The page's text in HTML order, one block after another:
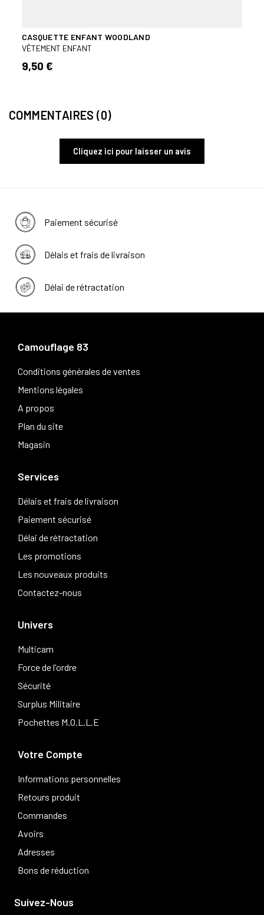
CASQUETTE ENFANT WOODLAND
VÊTEMENT ENFANT
9,50 €
COMMENTAIRES (0)
Cliquez ici pour laisser un avis
Paiement sécurisé
Délais et frais de livraison
Délai de rétractation
Camouflage 83
Conditions générales de ventes
Mentions légales
A propos
Plan du site
Magasin
Services
Délais et frais de livraison
Paiement sécurisé
Délai de rétractation
Les promotions
Les nouveaux produits
Contactez-nous
Univers
Multicam
Force de l'ordre
Sécurité
Surplus Militaire
Pochettes M.O.L.L.E
Votre Compte
Informations personnelles
Retours produit
Commandes
Avoirs
Adresses
Bons de réduction
Suivez-Nous